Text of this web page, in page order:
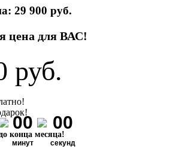
29 900 руб.
цена для ВАС!
руб.
конца месяца!
00 00
минут секунд